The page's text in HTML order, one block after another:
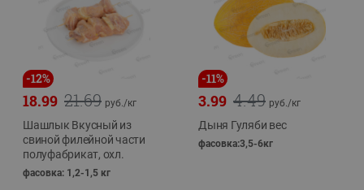
-12%
21.69
18.99 руб./кг
Шашлык Вкусный из
свиной филейной части
полуфабрикат, охл.
фасовка: 1,2-1,5 кг
-11%
4.49
3.99 руб./кг
Дыня Гуляби вес
фасовка:3,5-6кг